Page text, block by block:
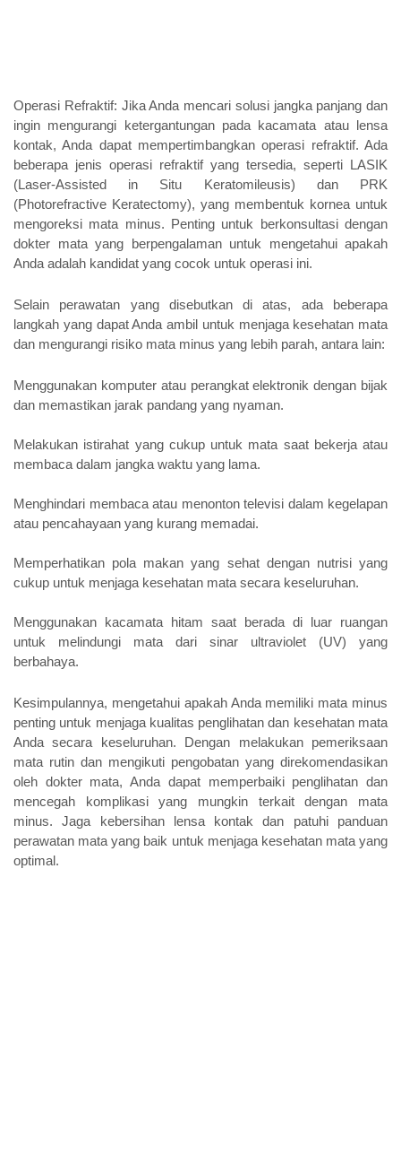
Operasi Refraktif: Jika Anda mencari solusi jangka panjang dan
ingin mengurangi ketergantungan pada kacamata atau lensa
kontak, Anda dapat mempertimbangkan operasi refraktif. Ada
beberapa jenis operasi refraktif yang tersedia, seperti LASIK
(Laser-Assisted in Situ Keratomileusis) dan PRK
(Photorefractive Keratectomy), yang membentuk kornea untuk
mengoreksi mata minus. Penting untuk berkonsultasi dengan
dokter mata yang berpengalaman untuk mengetahui apakah
Anda adalah kandidat yang cocok untuk operasi ini.
Selain perawatan yang disebutkan di atas, ada beberapa
langkah yang dapat Anda ambil untuk menjaga kesehatan mata
dan mengurangi risiko mata minus yang lebih parah, antara lain:
Menggunakan komputer atau perangkat elektronik dengan bijak
dan memastikan jarak pandang yang nyaman.
Melakukan istirahat yang cukup untuk mata saat bekerja atau
membaca dalam jangka waktu yang lama.
Menghindari membaca atau menonton televisi dalam kegelapan
atau pencahayaan yang kurang memadai.
Memperhatikan pola makan yang sehat dengan nutrisi yang
cukup untuk menjaga kesehatan mata secara keseluruhan.
Menggunakan kacamata hitam saat berada di luar ruangan
untuk melindungi mata dari sinar ultraviolet (UV) yang
berbahaya.
Kesimpulannya, mengetahui apakah Anda memiliki mata minus
penting untuk menjaga kualitas penglihatan dan kesehatan mata
Anda secara keseluruhan. Dengan melakukan pemeriksaan
mata rutin dan mengikuti pengobatan yang direkomendasikan
oleh dokter mata, Anda dapat memperbaiki penglihatan dan
mencegah komplikasi yang mungkin terkait dengan mata
minus. Jaga kebersihan lensa kontak dan patuhi panduan
perawatan mata yang baik untuk menjaga kesehatan mata yang
optimal.